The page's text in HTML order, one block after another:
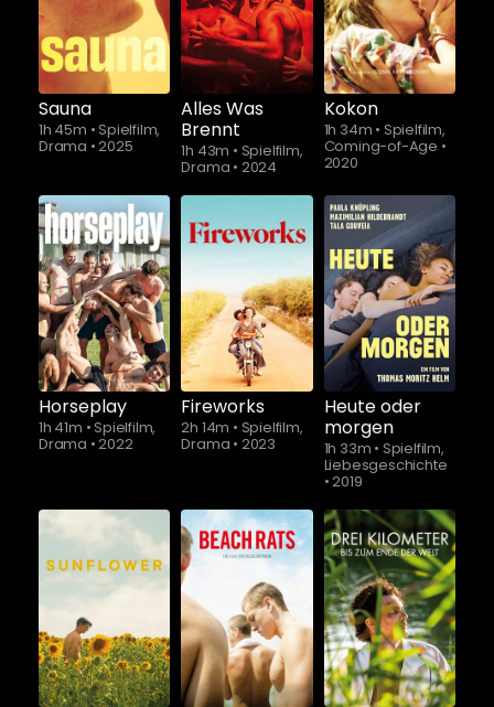
ab $5.90
Sauna
1h 45m • Spielfilm,
Drama •2025
ab$5.90
Alles Was
Brennt
1h 43m • Spielfilm,
Drama • 2024
Kokon
1h 34m • Spielfilm,
Coming-of-Age •
2020
Schauen Sie
ab$5.90
Horseplay
1h 41m • Spielfilm,
Drama •2022
Schauen Sie
ab$5.90
Fireworks
2h 14m • Spielfilm,
Drama • 2023
Schauen Sie
ab$5.90
Heute oder
morgen
1h 33m • Spielfilm,
Liebesgeschichte
•2019
Schauen Sie
ab
$5.90
Schauen Sie
ab$5.90